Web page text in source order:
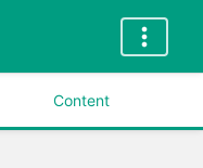
Content